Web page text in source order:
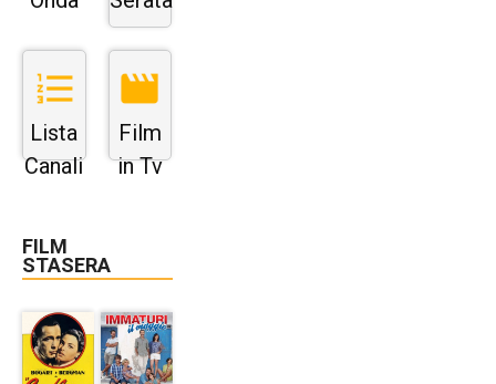
Lista
Canali
Film
in Tv
FILM
STASERA